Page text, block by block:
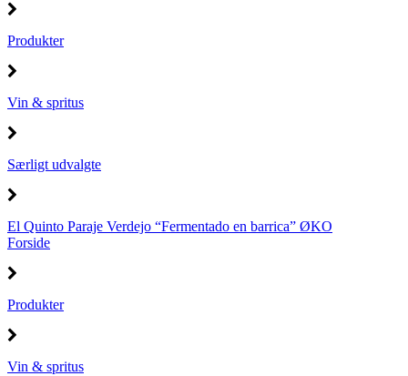
Produkter
Vin & spritus
Særligt udvalgte
El Quinto Paraje Verdejo “Fermentado en barrica” ØKO
Forside
Produkter
Vin & spritus